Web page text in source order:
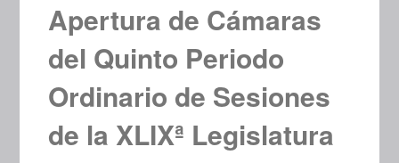
Apertura de Cámaras
del Quinto Periodo
Ordinario de Sesiones
de la XLIXª Legislatura